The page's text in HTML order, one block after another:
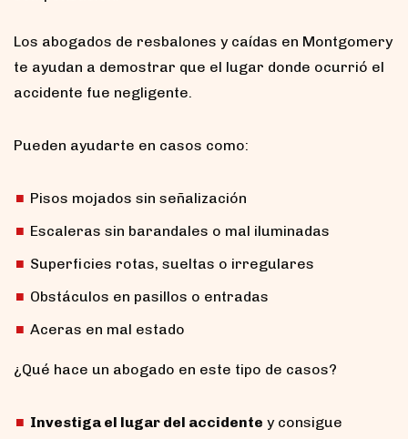
Los abogados de resbalones y caídas en Montgomery
te ayudan a demostrar que el lugar donde ocurrió el
accidente fue negligente.
Pueden ayudarte en casos como:
Pisos mojados sin señalización
Escaleras sin barandales o mal iluminadas
Superficies rotas, sueltas o irregulares
Obstáculos en pasillos o entradas
Aceras en mal estado
¿Qué hace un abogado en este tipo de casos?
Investiga el lugar del accidente y consigue